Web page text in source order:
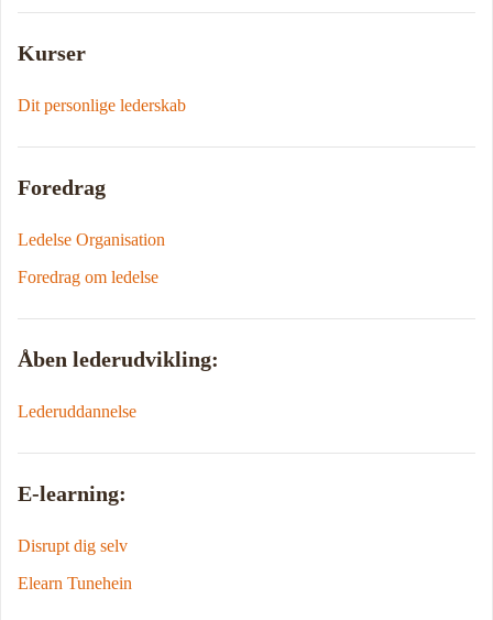
Kurser
Dit personlige lederskab
Foredrag
Ledelse Organisation
Foredrag om ledelse
Åben lederudvikling:
Lederuddannelse
E-learning:
Disrupt dig selv
Elearn Tunehein